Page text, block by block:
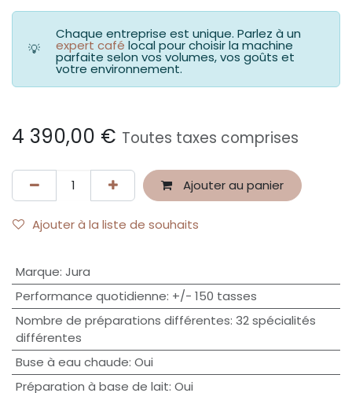
💡
Chaque entreprise est unique. Parlez à un
expert café local pour choisir la machine
parfaite selon vos volumes, vos goûts et
votre environnement.
4 390,00 € Toutes taxes comprises
Ajouter au panier
Ajouter à la liste de souhaits
Marque: Jura
Performance quotidienne: +/- 150 tasses
Nombre de préparations différentes: 32 spécialités
différentes
Buse à eau chaude: Oui
Préparation à base de lait: Oui